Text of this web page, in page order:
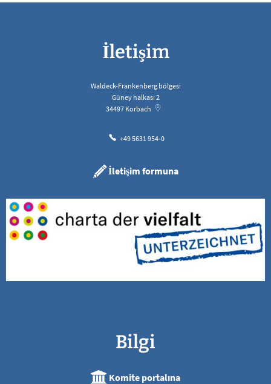
İletişim
Waldeck-Frankenberg bölgesi
Güney halkası 2
34497 Korbach
+49 5631 954-0
İletişim formuna
Bilgi
Komite portalına